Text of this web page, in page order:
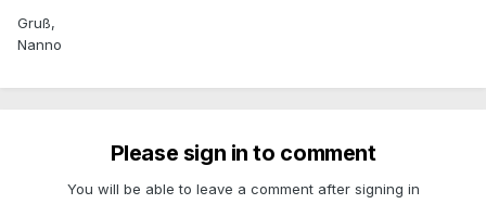
Gruß,
Nanno
Please sign in to comment
You will be able to leave a comment after signing in